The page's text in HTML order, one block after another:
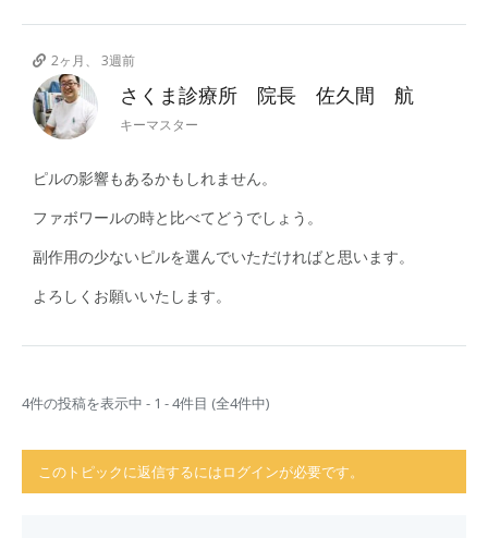
2ヶ月、 3週前
さくま診療所 院長 佐久間 航
キーマスター
ピルの影響もあるかもしれません。
ファボワールの時と比べてどうでしょう。
副作用の少ないピルを選んでいただければと思います。
よろしくお願いいたします。
4件の投稿を表示中 - 1 - 4件目 (全4件中)
このトピックに返信するにはログインが必要です。